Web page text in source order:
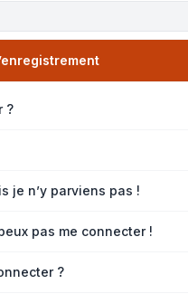
?
je n’y parviens pas !
pas me connecter !
?